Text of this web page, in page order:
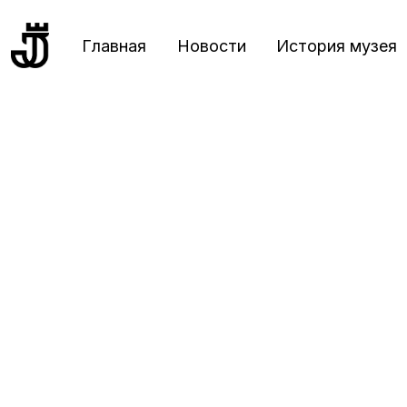
Главная Новости История музея